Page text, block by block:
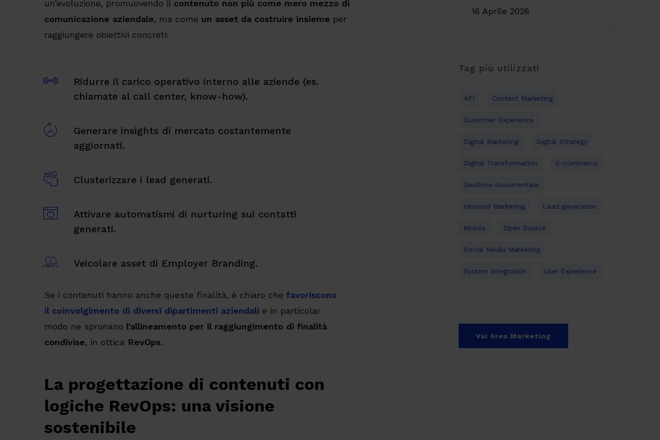
un’evoluzione, promuovendo il contenuto non più come mero mezzo di
comunicazione aziendale, ma come un asset da costruire insieme per
raggiungere obiettivi concreti:
Ridurre il carico operativo interno alle aziende (es.
chiamate al call center, know-how).
Generare insights di mercato costantemente
aggiornati.
Clusterizzare i lead generati.
Attivare automatismi di nurturing sui contatti
generati.
Veicolare asset di Employer Branding.
Se i contenuti hanno anche queste finalità, è chiaro chefavoriscono
il coinvolgimento di diversi dipartimenti aziendali e in particolar
modo ne spronano l’allineamento per il raggiungimento di finalità
condivise, in ottica RevOps.
La progettazione di contenuti con
logiche RevOps: una visione
sostenibile
16 Aprile 2026
Tag più utilizzati
API Content Marketing
Customer Experience
Digital Marketing Digital Strategy
Digital Transformation E-commerce
Gestione documentale
Inbound Marketing Lead generation
Mobile Open Source
Social Media Marketing
System Integration User Experience
Vai Area Marketing